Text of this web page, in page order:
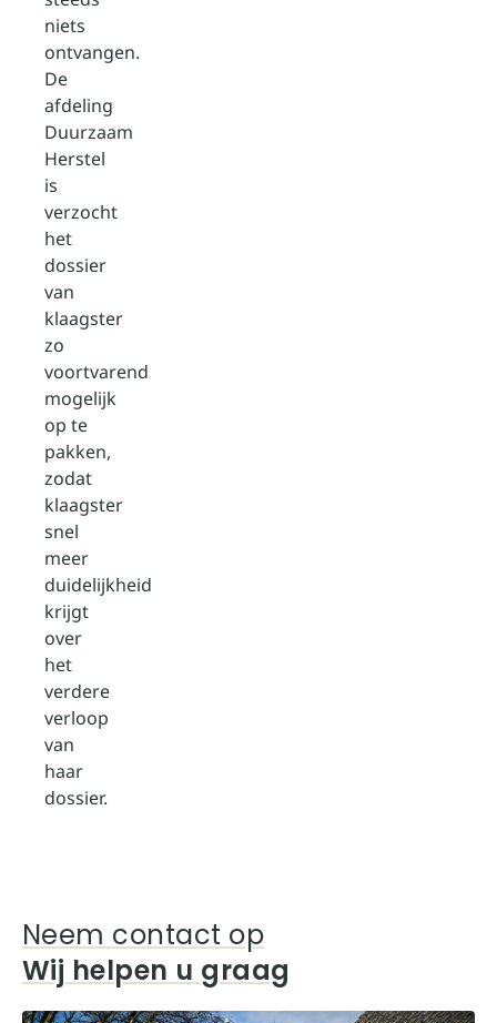
niets
ontvangen.
De
afdeling
Duurzaam
Herstel
is
verzocht
het
dossier
van
klaagster
zo
voortvarend
mogelijk
op te
pakken,
zodat
klaagster
snel
meer
duidelijkheid
krijgt
over
het
verdere
verloop
van
haar
dossier.
Neem contact op
Wij helpen u graag